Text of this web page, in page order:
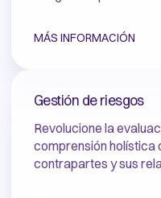
MÁS INFORMACIÓN
Gestión de riesgos
Revolucione la
comprensión holística
contrapartes y sus